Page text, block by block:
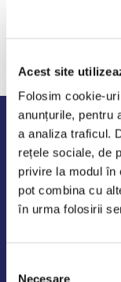
Acest site
Folosim cookie-
anunțurile, pentru
a analiza traficul.
rețele sociale, de
privire la modul în
pot combina cu
în urma folosirii
Necesare
Program
Luni - Vineri:
Sambata -